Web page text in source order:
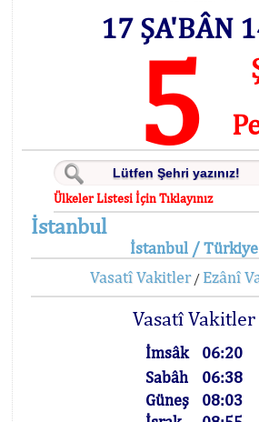
17 ŞA'BÂN
5
Ülkeler Listesi İçin Tıklayınız
İstanbul
İstanbul / Türkiye
Vasatî Vakitler/ Ezânî
Vasatî Vakitler
İmsâk
06:20
Sabâh
06:38
Güneş
08:03